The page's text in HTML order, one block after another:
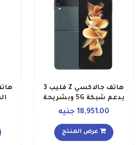
هاتف جالاكسي Z فليب 3
يدعم شبكة 5G وبشريحة
سعة 256 جيجابايت إصدار
الشرق الأوسط، لون أخضر
18,951.00 جنيه
عرض المنتج